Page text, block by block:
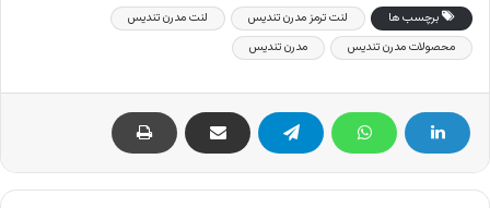
برچسب ها لنت ترمز مدرن تندیس
لنت مدرن تندیس
محصولات مدرن تندیس
مدرن تندیس